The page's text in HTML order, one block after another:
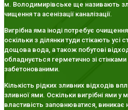
м. Володимирівське ще називають
чищення та асенізації каналізації.
Вигрібна яма іноді потребує
оскільки з ділянки туди стікають усі
дощова вода, а також побутові
обладнується герметично зі
забетонованими.
Кількість рідких зливних відходів
зливної ями. Оскільки вигрібні ями
властивість заповнюватися, виникає